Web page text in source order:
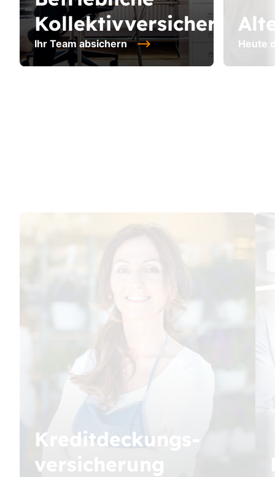
Kollektivversicherung
Ihr Team absichern Heute
Kreditdeckungs-
versicherung